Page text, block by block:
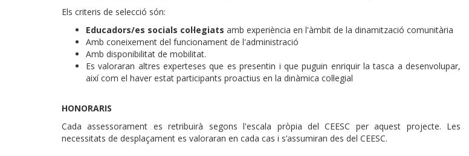
Els criteris de selecció són:
Educadors/es socials col·legiats amb experiència en l'àmbit de la dinamització comunitària
Amb coneixement del funcionament de l'administració
Amb disponibilitat de mobilitat.
Es valoraran altres experteses que es presentin i que puguin enriquir la tasca a desenvolupar,
així com el haver estat participants proactius en la dinàmica col·legial
HONORARIS
Cada assessorament es retribuirà segons l'escala pròpia del CEESC per aquest projecte. Les
necessitats de desplaçament es valoraran en cada cas i s’assumiran des del CEESC.